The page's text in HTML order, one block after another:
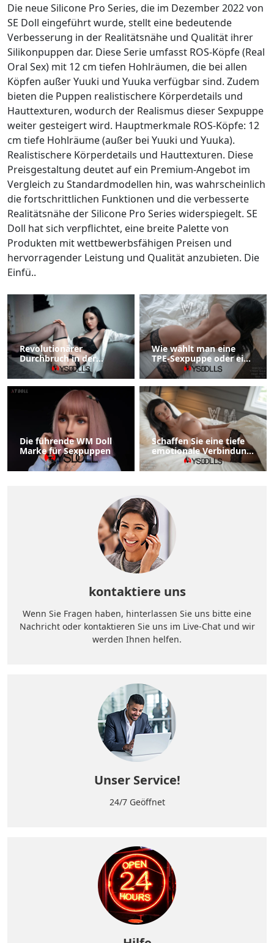
Die neue Silicone Pro Series, die im Dezember 2022 von
SE Doll eingeführt wurde, stellt eine bedeutende
Verbesserung in der Realitätsnähe und Qualität ihrer
Silikonpuppen dar. Diese Serie umfasst ROS-Köpfe (Real
Oral Sex) mit 12 cm tiefen Hohlräumen, die bei allen
Köpfen außer Yuuki und Yuuka verfügbar sind. Zudem
bieten die Puppen realistischere Körperdetails und
Hauttexturen, wodurch der Realismus dieser Sexpuppe
weiter gesteigert wird. Hauptmerkmale ROS-Köpfe: 12
cm tiefe Hohlräume (außer bei Yuuki und Yuuka).
Realistischere Körperdetails und Hauttexturen. Diese
Preisgestaltung deutet auf ein Premium-Angebot im
Vergleich zu Standardmodellen hin, was wahrscheinlich
die fortschrittlichen Funktionen und die verbesserte
Realitätsnähe der Silicone Pro Series widerspiegelt. SE
Doll hat sich verpflichtet, eine breite Palette von
Produkten mit wettbewerbsfähigen Preisen und
hervorragender Leistung und Qualität anzubieten. Die
Einfü..
Revolutionärer
Durchbruch in der
Puppentechnologie
verbessert die
Benutzererfahrung
Wie wählt man eine
TPE-Sexpuppe oder eine
Silikon-Sexpuppe?
Die führende WM Doll
Marke für Sexpuppen
Schaffen Sie eine tiefe
emotionale Verbindung
mit einer Sexpuppe
kontaktiere uns
Wenn Sie Fragen haben, hinterlassen Sie uns bitte eine
Nachricht oder kontaktieren Sie uns im Live-Chat und wir
werden Ihnen helfen.
Unser Service!
24/7 Geöffnet